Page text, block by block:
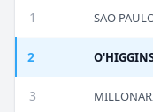
1 SAO
2
3